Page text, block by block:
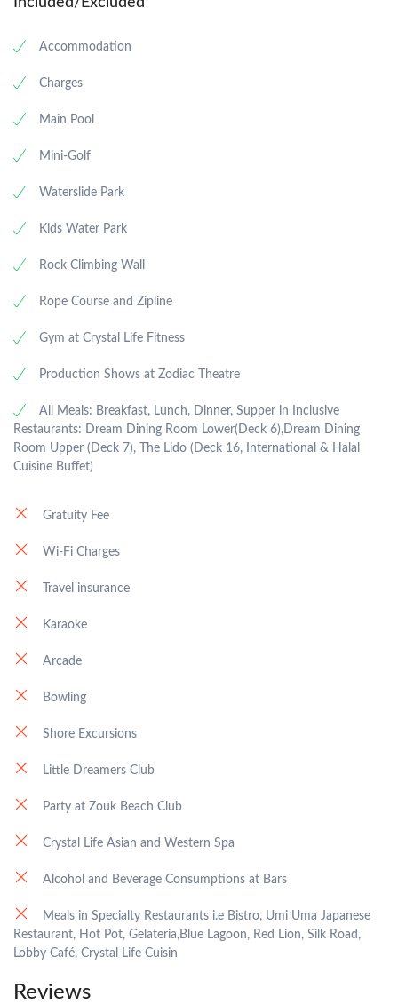
Accommodation
Charges
Main Pool
Mini-Golf
Waterslide Park
Kids Water Park
Rock Climbing Wall
Rope Course and Zipline
Gym at Crystal Life Fitness
Production Shows at Zodiac Theatre
All Meals: Breakfast, Lunch, Dinner, Supper in Inclusive
Restaurants: Dream Dining Room Lower(Deck 6),Dream Dining
Room Upper (Deck 7), The Lido (Deck 16, International & Halal
Cuisine Buffet)
Gratuity Fee
Wi-Fi Charges
Travel insurance
Karaoke
Arcade
Bowling
Shore Excursions
Little Dreamers Club
Party at Zouk Beach Club
Crystal Life Asian and Western Spa
Alcohol and Beverage Consumptions at Bars
Meals in Specialty Restaurants i.e Bistro, Umi Uma Japanese
Restaurant, Hot Pot, Gelateria,Blue Lagoon, Red Lion, Silk Road,
Lobby Café, Crystal Life Cuisin
Reviews